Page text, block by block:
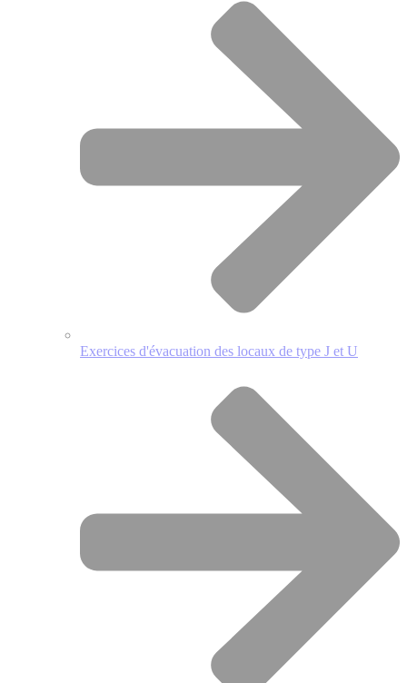
Exercices d'évacuation des locaux de type J et U